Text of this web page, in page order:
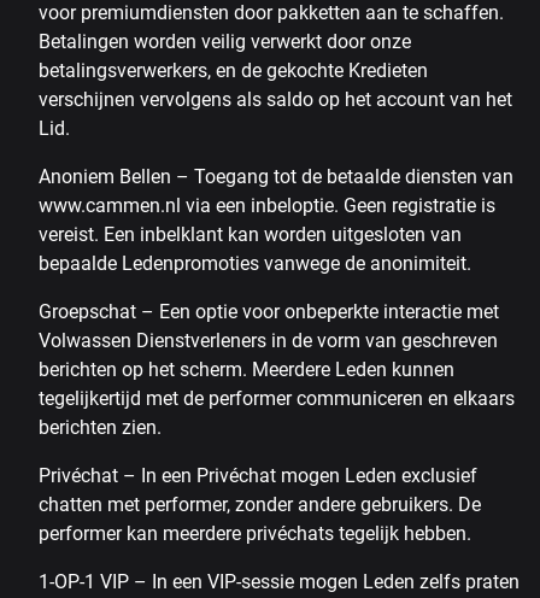
voor premiumdiensten door pakketten aan te schaffen.
Betalingen worden veilig verwerkt door onze
betalingsverwerkers, en de gekochte Kredieten
verschijnen vervolgens als saldo op het account van het
Lid.
Anoniem Bellen – Toegang tot de betaalde diensten van
www.cammen.nl via een inbeloptie. Geen registratie is
vereist. Een inbelklant kan worden uitgesloten van
bepaalde Ledenpromoties vanwege de anonimiteit.
Groepschat – Een optie voor onbeperkte interactie met
Volwassen Dienstverleners in de vorm van geschreven
berichten op het scherm. Meerdere Leden kunnen
tegelijkertijd met de performer communiceren en elkaars
berichten zien.
Privéchat – In een Privéchat mogen Leden exclusief
chatten met performer, zonder andere gebruikers. De
performer kan meerdere privéchats tegelijk hebben.
1-OP-1 VIP – In een VIP-sessie mogen Leden zelfs praten